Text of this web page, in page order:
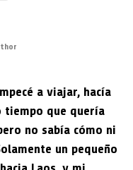
a viajar, hacía
tiempo que quería
no sabía cómo ni
un pequeño